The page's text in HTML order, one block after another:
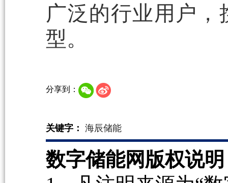
广泛的行业用户
型。
分享到：
关键字： 海辰储能
数字储能网版权说